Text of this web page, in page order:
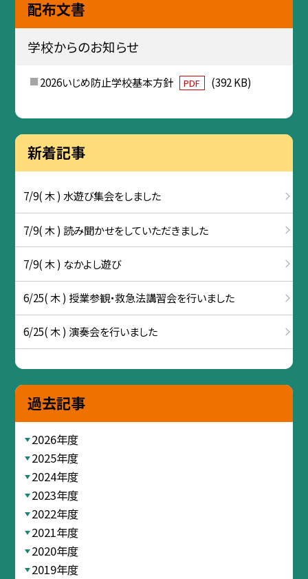
配布文書
学校からのお知らせ
2026いじめ防止学校基本方針 PDF (392 KB)
新着記事
7/9( 木 ) 水遊び集会をしました
7/9( 木 ) 読み聞かせをしていただきました
7/9( 木 ) なかよし遊び
6/25( 木 ) 授業参観・救急法講習会を行いました
6/25( 木 ) 演奏会を行いました
過去記事
2026年度
2025年度
2024年度
2023年度
2022年度
2021年度
2020年度
2019年度